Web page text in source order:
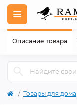
Товары для дома
Описание товара